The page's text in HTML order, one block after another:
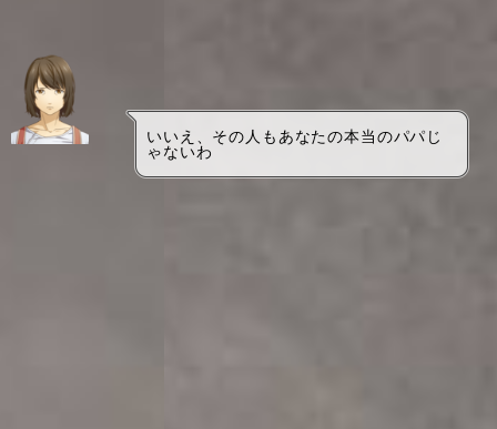
いいえ、その人もあなたの本当のパパじ
ゃないわ